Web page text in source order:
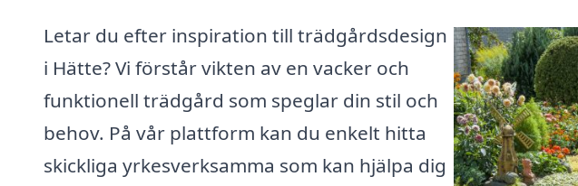
Letar du efter inspiration till trädgårdsdesign
i Hätte? Vi förstår vikten av en vacker och
funktionell trädgård som speglar din stil och
behov. På vår plattform kan du enkelt hitta
skickliga yrkesverksamma som kan hjälpa dig